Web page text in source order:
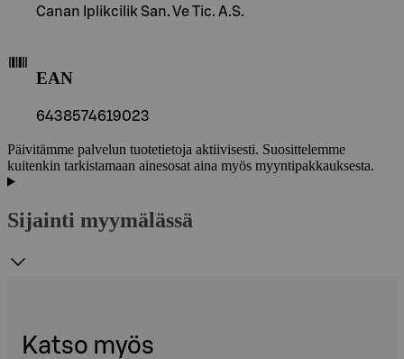
Canan Iplikcilik San. Ve Tic. A.S.
EAN
6438574619023
Päivitämme palvelun tuotetietoja aktiivisesti. Suosittelemme
kuitenkin tarkistamaan ainesosat aina myös myyntipakkauksesta.
Sijainti myymälässä
Katso myös